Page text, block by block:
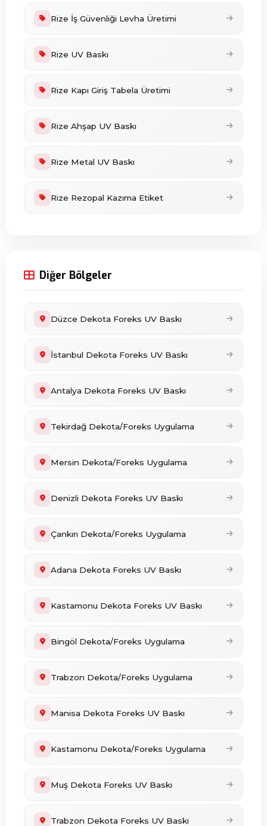
Rize İş Güvenliği Levha Üretimi
Rize UV Baskı
Rize Kapı Giriş Tabela Üretimi
Rize Ahşap UV Baskı
Rize Metal UV Baskı
Rize Rezopal Kazıma Etiket
Diğer Bölgeler
Düzce Dekota Foreks UV Baskı
İstanbul Dekota Foreks UV Baskı
Antalya Dekota Foreks UV Baskı
Tekirdağ Dekota/Foreks Uygulama
Mersin Dekota/Foreks Uygulama
Denizli Dekota Foreks UV Baskı
Çankırı Dekota/Foreks Uygulama
Adana Dekota Foreks UV Baskı
Kastamonu Dekota Foreks UV Baskı
Bingöl Dekota/Foreks Uygulama
Trabzon Dekota/Foreks Uygulama
Manisa Dekota Foreks UV Baskı
Kastamonu Dekota/Foreks Uygulama
Muş Dekota Foreks UV Baskı
Trabzon Dekota Foreks UV Baskı